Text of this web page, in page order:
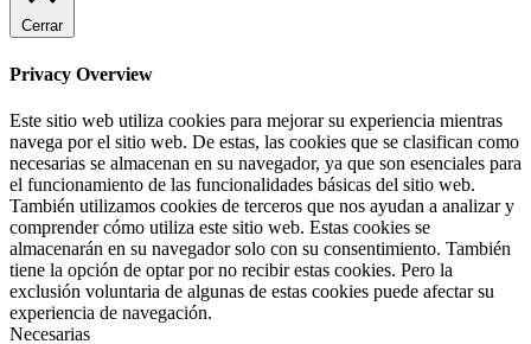
Cerrar
Privacy Overview
Este sitio web utiliza cookies para mejorar su experiencia mientras
navega por el sitio web. De estas, las cookies que se clasifican como
necesarias se almacenan en su navegador, ya que son esenciales para
el funcionamiento de las funcionalidades básicas del sitio web.
También utilizamos cookies de terceros que nos ayudan a analizar y
comprender cómo utiliza este sitio web. Estas cookies se
almacenarán en su navegador solo con su consentimiento. También
tiene la opción de optar por no recibir estas cookies. Pero la
exclusión voluntaria de algunas de estas cookies puede afectar su
experiencia de navegación.
Necesarias